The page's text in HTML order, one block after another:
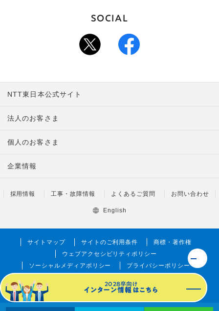
2028卒向け
インターン情報はこちら
SOCIAL
NTT東日本公式サイト
法人のお客さま
個人のお客さま
企業情報
採用情報 工事・故障情報 よくあるご質問 お問い合わせ
English
サイトマップ サイトのご利用条件
商標・著作権
ウェブアクセシビリティポリシー
ソーシャルメディアポリシー
プライバシーポリシー
©1999 NTT東日本株式会社